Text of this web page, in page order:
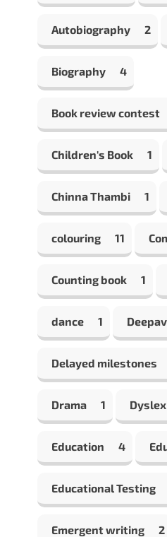
Autobiography 2
Biography 4
Book review contest
Children's Book 1
Chinna Thambi 1
colouring 11
Counting book 1
dance 1
Delayed milestones
Drama 1
Education 4
Educational Testing
Emergent writing 2